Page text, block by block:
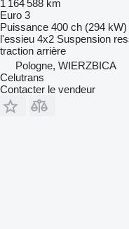
1 164 588 km
Euro 3
Puissance 400 ch (294 kW)
l'essieu 4x2 Suspension
traction arrière
Pologne, WIERZBICA
Celutrans
Contacter le vendeur